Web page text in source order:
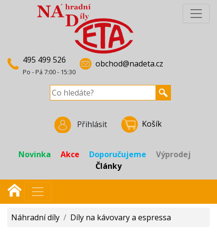
495 499 526
Po - Pá 7:00 - 15:30
obchod@nadeta.cz
Přihlásit Košík
Novinka Akce Doporučujeme
Výprodej
Články
Náhradní díly / Díly na kávovary a espressa